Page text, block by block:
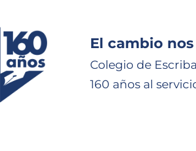
El cambio
Colegio de
160 años al